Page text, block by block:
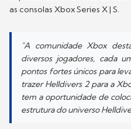
as consolas Xbox Series X | S.
"A comunidade Xbox
diversos jogadores, cada
pontos fortes únicos para
trazer Helldivers 2 para a
tem a oportunidade de
estrutura do universo